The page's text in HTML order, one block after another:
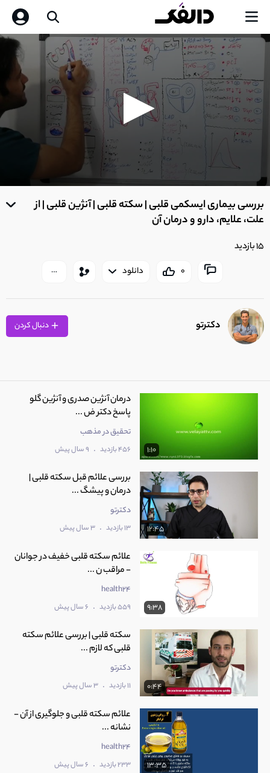
0
of
بررسی بیماری ایسکمی قلبی | سکته قلبی | آنژین قلبی | از
علت، علایم، دارو و درمان آن
15 بازدید
0 دانلود
دکترتو
1:10
درمان آنژین صدری و آنژین گلو
پاسخ دکتر ض ...
تحقیق در مذهب
456 بازدید . 9 سال پیش
12:45
بررسی علائم قبل سکته قلبی |
درمان و پیشگ ...
دکترتو
13 بازدید . 3 سال پیش
9:38
علائم سکته قلبی خفیف در جوانان
- مراقب ن ...
health24
559 بازدید . 6 سال پیش
0:44
سکته قلبی | بررسی علائم سکته
قلبی که لازم ...
دکترتو
11 بازدید . 3 سال پیش
13:35
علائم سکته قلبی و جلوگیری از آن -
نشانه ...
health24
233 بازدید . 6 سال پیش